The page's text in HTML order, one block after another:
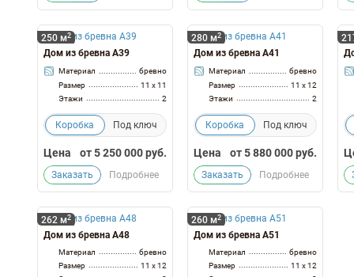
250 м2
Дом из бревна А39
Материал
бревно
Размер
11 x 11
Этажи
2
Коробка Под ключ
Цена от5 250 000руб.
Заказать Подробнее
280 м2
Дом из бревна А41
Материал
бревно
Размер
11 x 12
Этажи
2
Коробка Под ключ
Цена от5 880 000руб.
Заказать Подробнее
262 м2
Дом из бревна А48
Материал
бревно
Размер
11 x 12
260 м2
Дом из бревна А51
Материал
бревно
Размер
11 x 12